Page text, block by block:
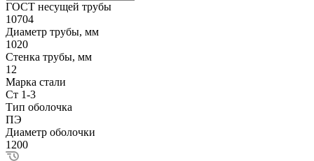
ГОСТ несущей трубы
10704
Диаметр трубы, мм
1020
Стенка трубы, мм
12
Марка стали
Ст 1-3
Тип оболочка
ПЭ
Диаметр оболочки
1200